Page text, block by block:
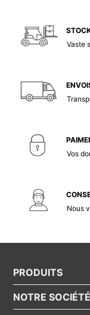
Vaste
Vos
Nous
PRODUITS
NOTRE SOCIÉTÉ